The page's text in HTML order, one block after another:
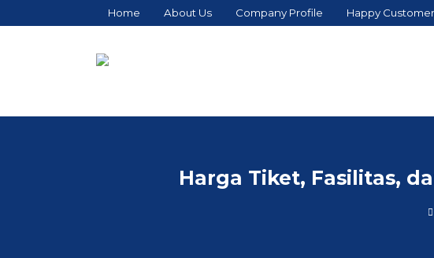
Home About Us Company Profile Happy Customer
Harga Tiket, Fasilitas,